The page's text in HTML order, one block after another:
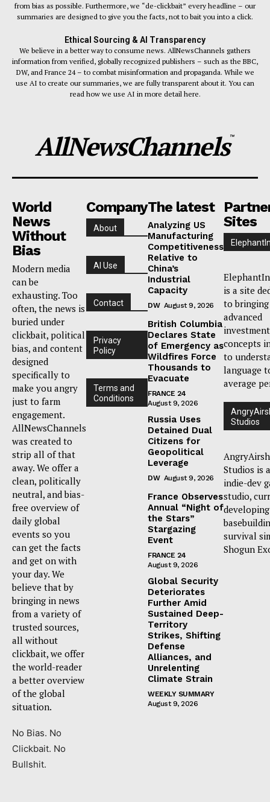
from bias as possible. Furthermore, we “de-clickbait” every headline – our
summaries are designed to give you the facts, not to bait you into a click.
Ethical Sourcing & AI Transparency
We believe in a better way to consume news. AllNewsChannels gathers
information from verified, globally recognized publishers – such as the BBC,
DW, and France 24 – to combat misinformation and propaganda. While we
use AI to create our summaries, we are fully transparent about it. You can
read how we use AI in more detail here.
AllNewsChannels™
World
News
Without
Bias
Modern media
can be
exhausting. Too
often, the news is
buried under
clickbait, political
bias, and content
designed
specifically to
make you angry
just to farm
engagement.
AllNewsChannels
was created to
strip all of that
away. We offer a
clean, politically
neutral, and bias-
free overview of
daily global
events so you
can get the facts
and get on with
your day. We
believe that by
bringing in news
from a variety of
trusted sources,
all without
clickbait, we offer
the world-reader
a better overview
of the global
situation.
No Bias. No
Clickbait. No
Bullshit.
Company
About
AI Use
Contact
Privacy
Policy
Terms and
Conditions
The latest
Analyzing US
Manufacturing
Competitiveness
Relative to
China’s
Industrial
Capacity
DW August 9, 2026
British Columbia
Declares State
of Emergency as
Wildfires Force
Thousands to
Evacuate
FRANCE 24
August 9, 2026
Russia Uses
Detained Dual
Citizens for
Geopolitical
Leverage
DW August 9, 2026
France Observes
Annual “Night of
the Stars”
Stargazing
Event
FRANCE 24
August 9, 2026
Global Security
Deteriorates
Further Amid
Sustained Deep-
Territory
Strikes, Shifting
Defense
Alliances, and
Unrelenting
Climate Strain
WEEKLY SUMMARY
August 9, 2026
Sites
is a site
to bringing
advanced
investment
concepts
to
language
average
Studios
Studios is
indie-dev
studio,
survival
Shogun